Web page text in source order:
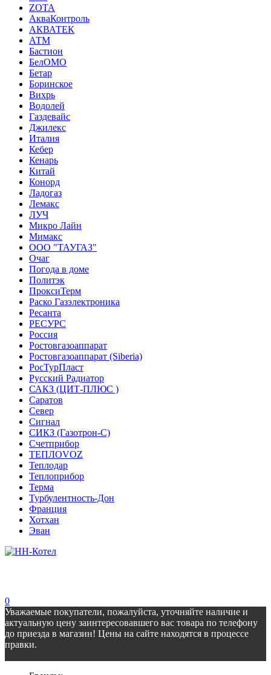
ZOTA
АкваКонтроль
АКВАТЕК
АТМ
Бастион
БелОМО
Бетар
Боринское
Вихрь
Водолей
Газдевайс
Джилекс
Италия
Кебер
Кенарь
Китай
Конорд
Ладогаз
Лемакс
ЛУЧ
Микро Лайн
Мимакс
ООО "ТАУГАЗ"
Очаг
Погода в доме
Политэк
ПроксиТерм
Раско Газэлектроника
Ресанта
РЕСУРС
Россия
Ростовгазоаппарат
Ростовгазоаппарат (Siberia)
РосТурПласт
Русский Радиатор
САКЗ (ЦИТ-ПЛЮС )
Саратов
Север
Сигнал
СИКЗ (Газотрон-С)
Счетприбор
ТЕПЛОVOZ
Теплодар
Теплоприбор
Терма
Турбулентность-Дон
Франция
Хотхан
Эван
0
Уважаемые покупатели, пожалуйста, уточняйте наличие и
актуальную цену заинтересовавшего вас товара по телефону
до приезда в магазин! Цены на сайте находятся в процессе
правки.